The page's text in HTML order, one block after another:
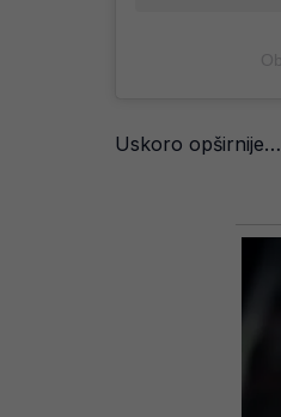
Uskoro opširnije…